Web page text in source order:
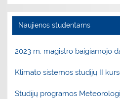
Naujienos studentams
2023 m. magistro baigiamojo
Klimato sistemos studijų II
Studijų programos